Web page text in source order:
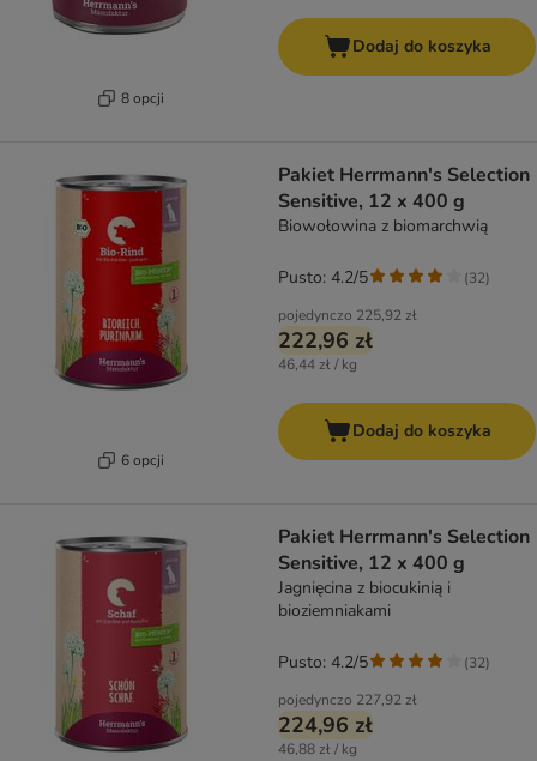
8 opcji
Dodaj do koszyka
6 opcji
Pakiet Herrmann's Selection
Sensitive, 12 x 400 g
Biowołowina z biomarchwią
pojedynczo 225,92 zł
222,96 zł
46,44 zł / kg
Pusto: 4.2/5 (32)
Dodaj do koszyka
Pakiet Herrmann's Selection
Sensitive, 12 x 400 g
Jagnięcina z biocukinią i
bioziemniakami
pojedynczo 227,92 zł
224,96 zł
46,88 zł / kg
Pusto: 4.2/5 (32)